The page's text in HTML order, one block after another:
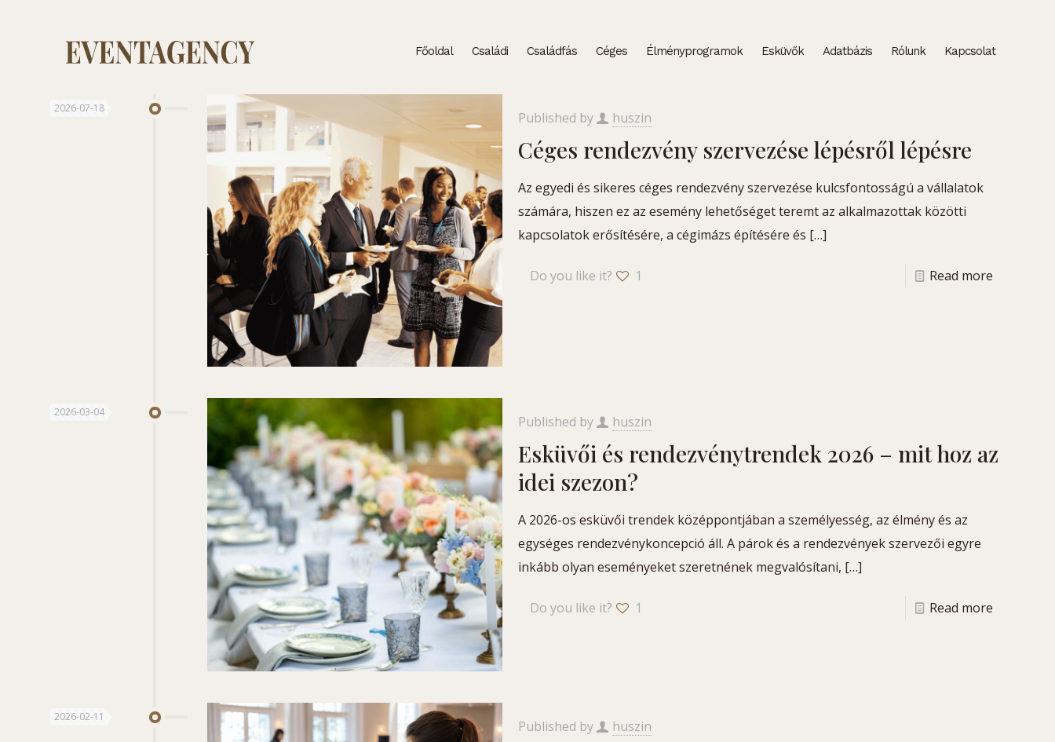
Főoldal Családi Családfás Céges Élményprogramok Esküvők Adatbázis Rólunk Kapcsolat
2026-07-18
Published by huszin
Céges rendezvény szervezése lépésről lépésre
Az egyedi és sikeres céges rendezvény szervezése kulcsfontosságú a vállalatok
számára, hiszen ez az esemény lehetőséget teremt az alkalmazottak közötti
kapcsolatok erősítésére, a cégimázs építésére és […]
Do you like it? 1 Read more
2026-03-04
Published by huszin
Esküvői és rendezvénytrendek 2026 – mit hoz az
idei szezon?
A 2026-os esküvői trendek középpontjában a személyesség, az élmény és az
egységes rendezvénykoncepció áll. A párok és a rendezvények szervezői egyre
inkább olyan eseményeket szeretnének megvalósítani, […]
Do you like it? 1 Read more
2026-02-11
Published by huszin